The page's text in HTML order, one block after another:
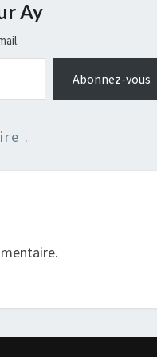
Ay
Abonnez-vous
.